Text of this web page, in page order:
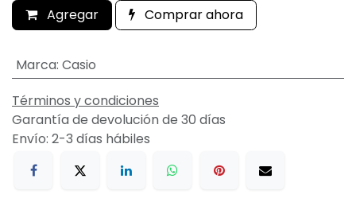
Agregar Comprar ahora
Marca: Casio
Términos y condiciones
Garantía de devolución de 30 días
Envío: 2-3 días hábiles